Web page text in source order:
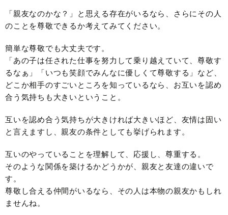
「親友なのかな？」と思える存在がいるなら、さらにその人
のことを尊敬できるか考えてみてください。
簡単な尊敬でも大丈夫です。
「あの子は任された仕事を努力して乗り越えていて、尊敬す
るなぁ」「いつも笑顔でみんなに優しくて尊敬する」など、
どこか相手のすごいところを知っているなら、お互いを認め
合う気持ちも大きいということ。
互いを認め合う気持ちが大きければ大きいほど、友情は固い
と言えますし、親友の条件としても挙げられます。
互いのやっていることを理解して、応援し、尊重する。
そのような関係を築けるかどうかが、親友と友達の違いで
す。
尊敬し合える仲間がいるなら、その人は本物の親友かもしれ
ませんね。